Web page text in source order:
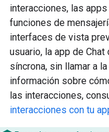
interacciones, las
funciones de
interfaces de vista
usuario, la app de
síncrona, sin llamar a
información sobre
las interacciones,
interacciones con tu